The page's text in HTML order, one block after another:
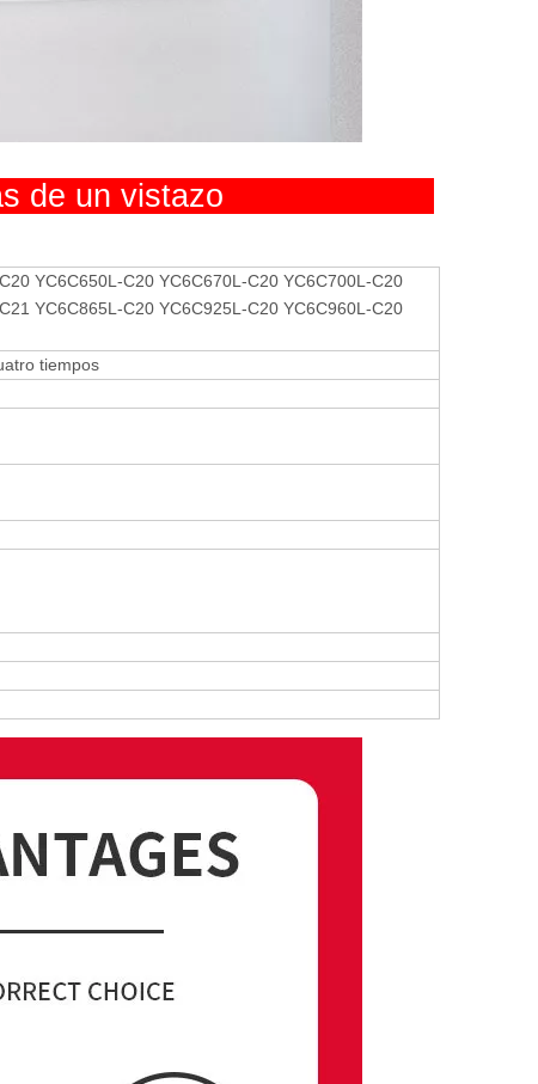
de un vistazo
YC6C650L-C20 YC6C670L-C20 YC6C700L-C20
YC6C865L-C20 YC6C925L-C20 YC6C960L-C20
tiempos